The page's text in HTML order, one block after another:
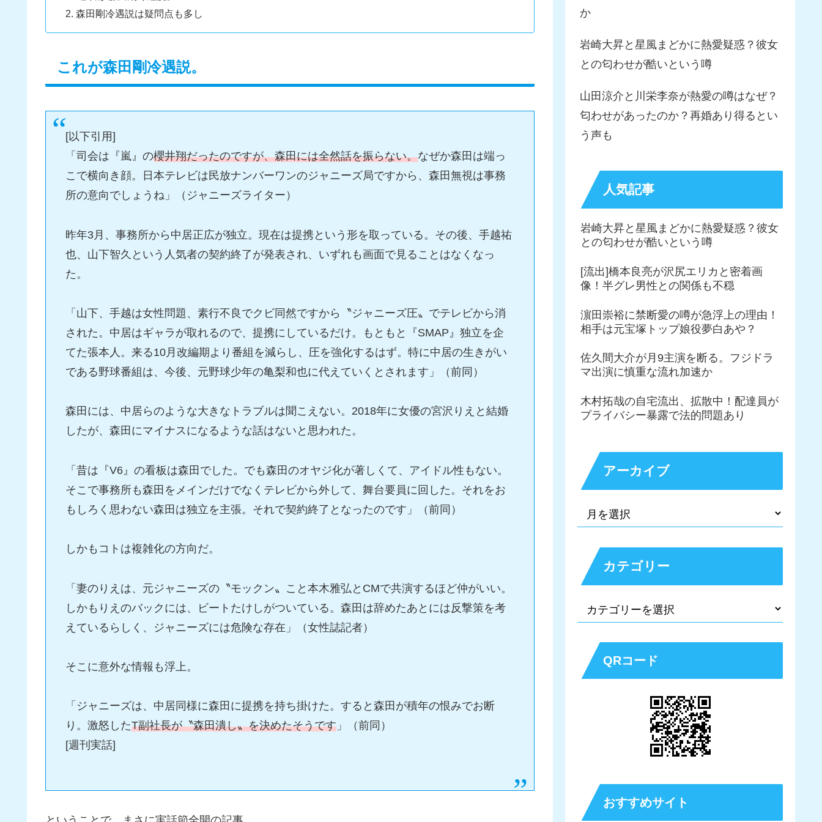
森田剛冷遇説は疑問点も多し
これが森田剛冷遇説。
[以下引用]
「司会は『嵐』の櫻井翔だったのですが、森田には全然話を振らない。なぜか森田は端っ
こで横向き顔。日本テレビは民放ナンバーワンのジャニーズ局ですから、森田無視は事務
所の意向でしょうね」（ジャニーズライター）
昨年3月、事務所から中居正広が独立。現在は提携という形を取っている。その後、手越祐
也、山下智久という人気者の契約終了が発表され、いずれも画面で見ることはなくなっ
た。
「山下、手越は女性問題、素行不良でクビ同然ですから〝ジャニーズ圧〟でテレビから消
された。中居はギャラが取れるので、提携にしているだけ。もともと『SMAP』独立を企
てた張本人。来る10月改編期より番組を減らし、圧を強化するはず。特に中居の生きがい
である野球番組は、今後、元野球少年の亀梨和也に代えていくとされます」（前同）
森田には、中居らのような大きなトラブルは聞こえない。2018年に女優の宮沢りえと結婚
したが、森田にマイナスになるような話はないと思われた。
「昔は『V6』の看板は森田でした。でも森田のオヤジ化が著しくて、アイドル性もない。
そこで事務所も森田をメインだけでなくテレビから外して、舞台要員に回した。それをお
もしろく思わない森田は独立を主張。それで契約終了となったのです」（前同）
しかもコトは複雑化の方向だ。
「妻のりえは、元ジャニーズの〝モックン〟こと本木雅弘とCMで共演するほど仲がいい。
しかもりえのバックには、ビートたけしがついている。森田は辞めたあとには反撃策を考
えているらしく、ジャニーズには危険な存在」（女性誌記者）
そこに意外な情報も浮上。
「ジャニーズは、中居同様に森田に提携を持ち掛けた。すると森田が積年の恨みでお断
り。激怒したT副社長が〝森田潰し〟を決めたそうです 」（前同）
[週刊実話]
か
岩崎大昇と星風まどかに熱愛疑惑？彼女
との匂わせが酷いという噂
山田涼介と川栄李奈が熱愛の噂はなぜ？
匂わせがあったのか？再婚あり得るとい
う声も
人気記事
岩崎大昇と星風まどかに熱愛疑惑？彼女
との匂わせが酷いという噂
[流出]橋本良亮が沢尻エリカと密着画
像！半グレ男性との関係も不穏
濵田崇裕に禁断愛の噂が急浮上の理由！
相手は元宝塚トップ娘役夢白あや？
佐久間大介が月9主演を断る。フジドラ
マ出演に慎重な流れ加速か
木村拓哉の自宅流出、拡散中！配達員が
プライバシー暴露で法的問題あり
アーカイブ
カテゴリー
QRコード
おすすめサイト